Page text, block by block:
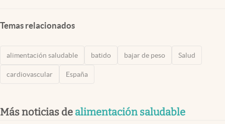
Temas relacionados
alimentación saludable batido bajar de peso Salud
cardiovascular España
Más noticias de alimentación saludable